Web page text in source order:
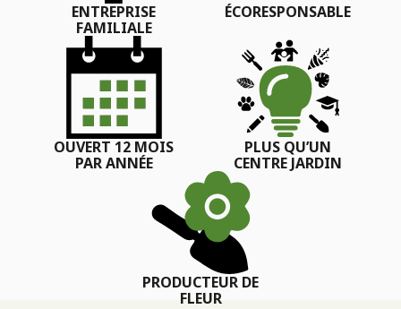
ENTREPRISE
FAMILIALE
ÉCORESPONSABLE
OUVERT 12 MOIS
PAR ANNÉE
PLUS QU’UN
CENTRE JARDIN
PRODUCTEUR DE
FLEUR